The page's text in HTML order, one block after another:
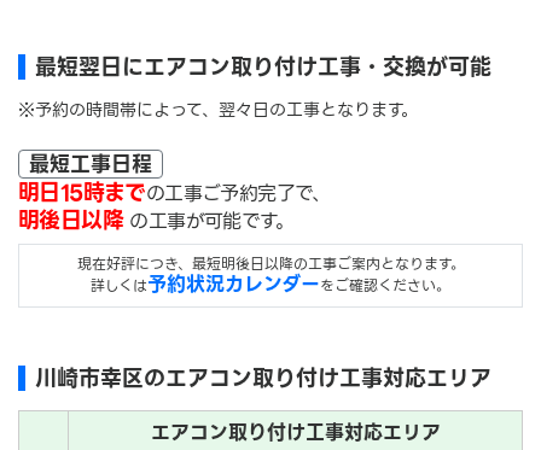
最短翌日にエアコン取り付け工事・交換が可能
※予約の時間帯によって、翌々日の工事となります。
最短工事日程
明日15時までの工事ご予約完了で、
明後日以降 の工事が可能です。
現在好評につき、最短明後日以降の工事ご案内となります。
詳しくは予約状況カレンダーをご確認ください。
川崎市幸区のエアコン取り付け工事対応エリア
エアコン取り付け工事対応エリア